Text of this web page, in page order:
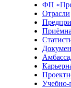
ФП
Отрасли
Учебно-